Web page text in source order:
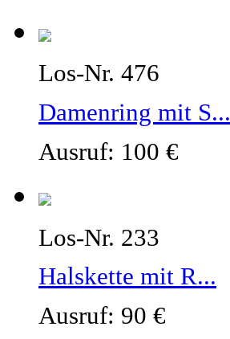
Los-Nr. 476
Damenring mit S...
Ausruf: 100 €
Los-Nr. 233
Halskette mit R...
Ausruf: 90 €